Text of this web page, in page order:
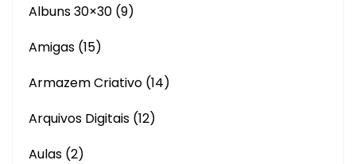
Albuns 30×30 (9)
Amigas (15)
Armazem Criativo (14)
Arquivos Digitais (12)
Aulas (2)